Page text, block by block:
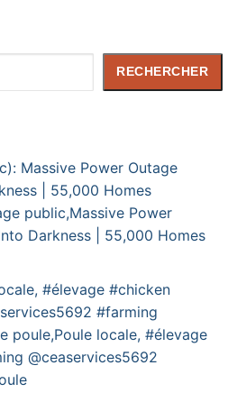
RECHERCHER
Massive Power Outage
| 55,000 Homes
public,Massive Power
Darkness | 55,000 Homes
#élevage #chicken
#farming
poule,Poule locale, #élevage
@ceaservices5692